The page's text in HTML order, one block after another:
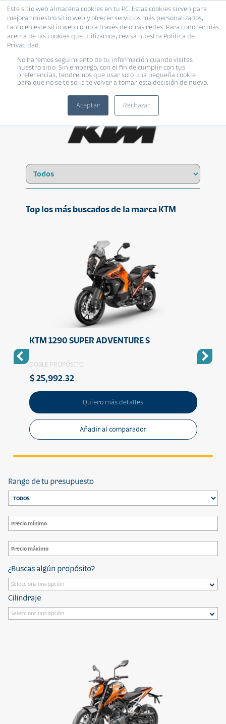
Este sitio web almacena cookies en tu PC. Estas cookies sirven para
mejorar nuestro sitio web y ofrecer servicios más personalizados,
tanto en este sitio web como a través de otras redes. Para conocer más
acerca de las cookies que utilizamos, revisa nuestra Política de
Privacidad.
No haremos seguimiento de tu información cuando visites
nuestro sitio. Sin embargo, con el fin de cumplir con tus
preferencias, tendremos que usar solo una pequeña cookie
para que no se te solicite volver a tomar esta decisión de nuevo.
Aceptar Rechazar
KTM
Top los más buscados de la marca KTM
KTM 1290 SUPER ADVENTURE S
DOBLE PROPÓSITO
$ 25,992.32
Quiero más detalles
Añadir al comparador
Rango de tu presupuesto
¿Buscas algún propósito?
Cilindraje